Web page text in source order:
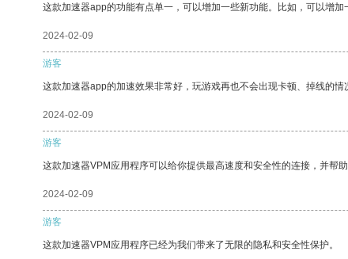
这款加速器app的功能有点单一，可以增加一些新功能。比如，可以增
2024-02-09
游客
这款加速器app的加速效果非常好，玩游戏再也不会出现卡顿、掉线的
2024-02-09
游客
这款加速器VPM应用程序可以给你提供最高速度和安全性的连接，并帮助
2024-02-09
游客
这款加速器VPM应用程序已经为我们带来了无限的隐私和安全性保护。